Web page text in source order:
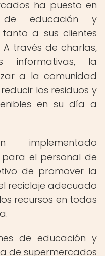
ha puesto en
de educación y
a sus clientes
través de charlas,
informativas, la
a la comunidad
los residuos y
en su día a
implementado
el personal de
de promover la
reciclaje adecuado
recursos en todas
de educación y
de supermercados